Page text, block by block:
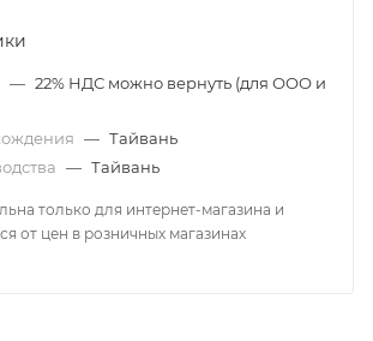
— 22% НДС можно вернуть (для ООО и
— Тайвань
— Тайвань
только для интернет-магазина и
от цен в розничных магазинах